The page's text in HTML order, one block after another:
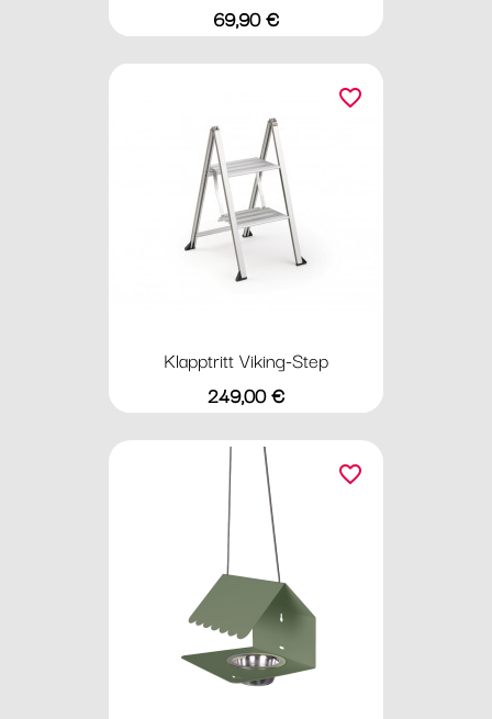
Preis
69,90 €
Klapptritt Viking-Step
Preis
249,00 €
favorite_border
favorite_border